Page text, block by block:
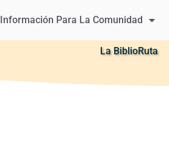
Información Para La Comunidad
La BiblioRuta